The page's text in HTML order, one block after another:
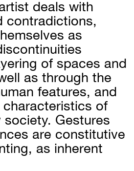
deals with
contradictions,
as
of spaces and
as through the
features, and
of
Gestures
are constitutive
as inherent